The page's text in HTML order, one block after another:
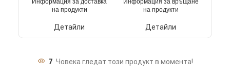
на продукти
Детайли
на продукти
Детайли
7 Човека гледат този продукт в момента!